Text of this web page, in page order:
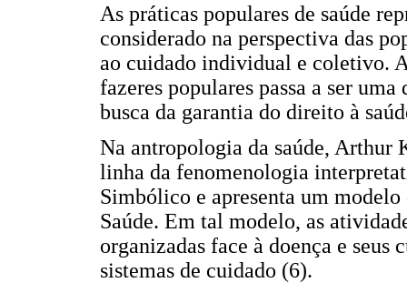
As práticas populares de saúde
considerado na perspectiva das
ao cuidado individual e coletivo.
fazeres populares passa a ser
busca da garantia do direito à
Na antropologia da saúde, Arthur
linha da fenomenologia
Simbólico e apresenta um
Saúde. Em tal modelo, as
organizadas face à doença e seus
sistemas de cuidado (6).